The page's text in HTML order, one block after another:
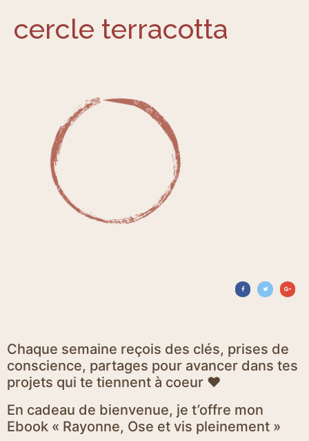
cercle terracotta
Chaque semaine reçois des clés, prises de
conscience, partages pour avancer dans tes
projets qui te tiennent à coeur ♥
En cadeau de bienvenue, je t’offre mon
Ebook « Rayonne, Ose et vis pleinement »